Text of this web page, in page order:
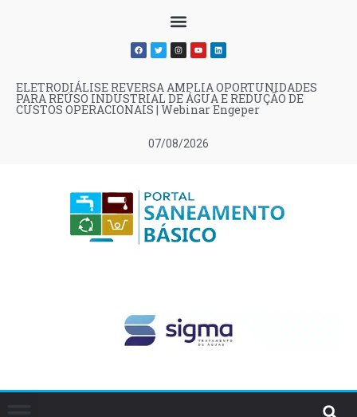
07/08/2026
ELETRODIÁLISE REVERSA AMPLIA OPORTUNIDADES
PARA REÚSO INDUSTRIAL DE ÁGUA E REDUÇÃO DE
CUSTOS OPERACIONAIS | Webinar Engeper